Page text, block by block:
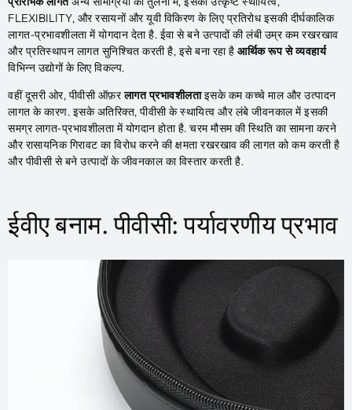
FLEXIBILITY, और रसायनों और यूवी विकिरण के लिए प्रतिरोध इसकी दीर्घकालिक
लागत-प्रभावशीलता में योगदान देता है. ईवा से बने उत्पादों की लंबी उम्र कम रखरखाव
और प्रतिस्थापन लागत सुनिश्चित करती है, इसे बना रहा है आर्थिक रूप से व्यवहार्य
विभिन्न उद्योगों के लिए विकल्प.
वहीं दूसरी ओर, पीवीसी ऑफ़रलागत प्रभावशीलताइसके कम कच्चे माल और उत्पादन
लागत के कारण. इसके अतिरिक्त, पीवीसी के स्थायित्व और लंबे जीवनकाल में इसकी
समग्र लागत-प्रभावशीलता में योगदान होता है. चरम मौसम की स्थिति का सामना करने
और रासायनिक गिरावट का विरोध करने की क्षमता रखरखाव की लागत को कम करती है
और पीवीसी से बने उत्पादों के जीवनकाल का विस्तार करती है.
ईवीए बनाम. पीवीसी: पर्यावरणीय प्रभाव